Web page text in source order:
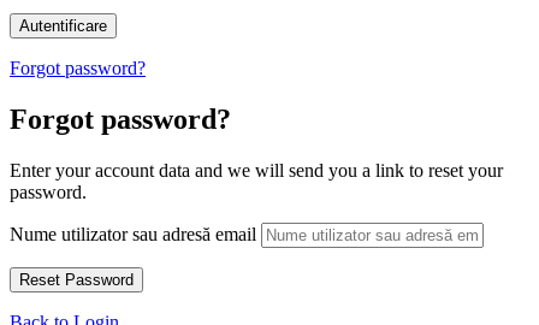
Forgot password?
Forgot password?
Enter your account data and we will send you a link to reset your
password.
Nume utilizator sau adresă email